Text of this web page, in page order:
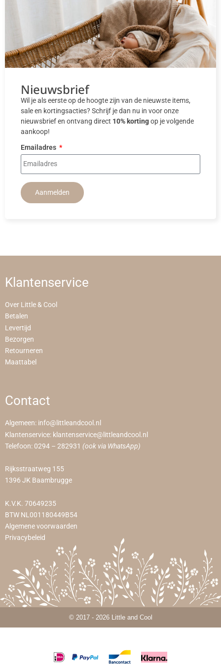
Nieuwsbrief
Wil je als eerste op de hoogte zijn van de nieuwste items,
sale en kortingsacties? Schrijf je dan nu in voor onze
nieuwsbrief en ontvang direct 10% kortingop je volgende
aankoop!
Emailadres
Aanmelden
Klantenservice
Over Little & Cool
Betalen
Levertijd
Bezorgen
Retourneren
Maattabel
Contact
Algemeen: info@littleandcool.nl
Klantenservice: klantenservice@littleandcool.nl
Telefoon: 0294 – 282931 (ook via WhatsApp)
Rijksstraatweg 155
1396 JK Baambrugge
K.V.K. 70649235
BTW NL001180449B54
Algemene voorwaarden
Privacybeleid
© 2017 - 2026 Little and Cool